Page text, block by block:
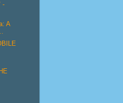
-
A